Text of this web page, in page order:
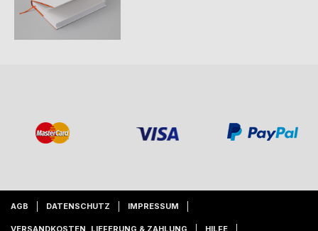
AGB DATENSCHUTZ IMPRESSUM